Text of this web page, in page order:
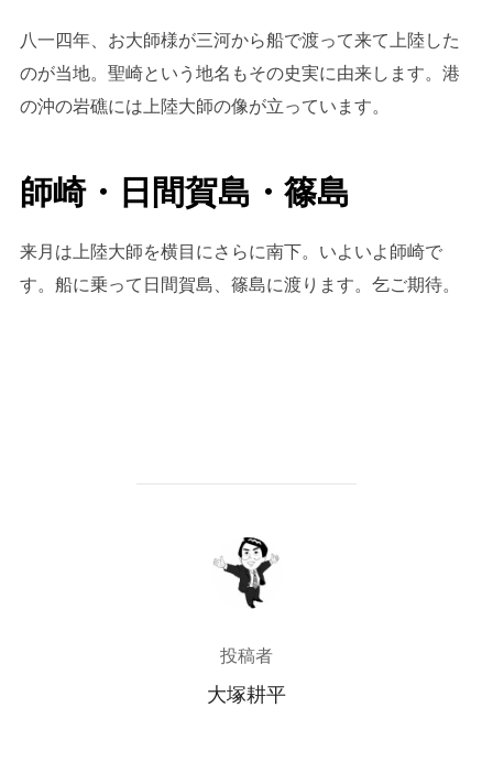
八一四年、お大師様が三河から船で渡って来て上陸した
のが当地。聖崎という地名もその史実に由来します。港
の沖の岩礁には上陸大師の像が立っています。
師崎・日間賀島・篠島
来月は上陸大師を横目にさらに南下。いよいよ師崎で
す。船に乗って日間賀島、篠島に渡ります。乞ご期待。
投稿者
投稿者
大塚耕平